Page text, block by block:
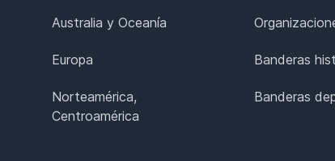
Australia y Oceanía
Europa
Norteamérica,
Centroamérica
Banderas
Banderas